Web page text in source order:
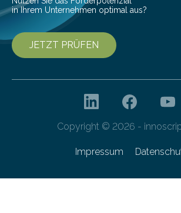
in Ihrem Unternehmen optimal aus?
JETZT PRÜFEN
Copyright © 2026 -
Impressum